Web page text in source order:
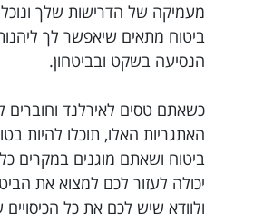
מעמיקה של הדרישות שלך
ביטוח מתאים שיאפשר לך
הנסיעה בשקט ובביטחון.
כשאתם טסים לאירלנד וחוברים
האתגריות האלו, תוכלו להיות
יכולה לעזור לכם למצוא את
ולוודא שיש לכם את כל